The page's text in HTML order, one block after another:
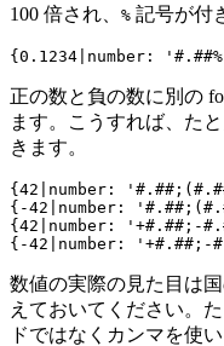
100 倍され、 % 記号が付
正の数と負の数に別の
ます。こうすれば、た
きます。
{42|number:
{-42|number:
{42|number:
数値の実際の見た目は
えておいてください。
ドではなくカンマを使